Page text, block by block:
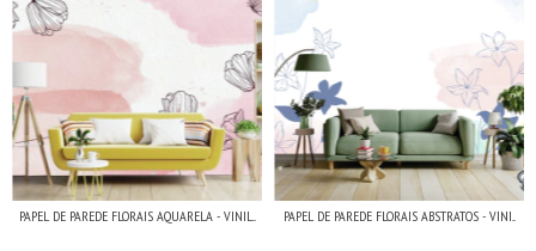
PAPEL DE PAREDE FLORAIS AQUARELA - VINIL... PAPEL DE PAREDE FLORAIS ABSTRATOS - VINI...